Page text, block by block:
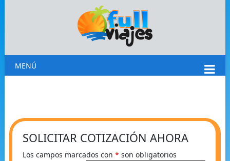
MENÚ
SOLICITAR COTIZACIÓN AHORA
Los campos marcados con * son obligatorios